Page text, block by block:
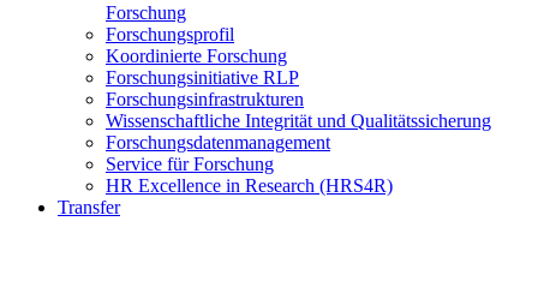
Forschung
Forschungsprofil
Koordinierte Forschung
Forschungsinitiative RLP
Forschungsinfrastrukturen
Wissenschaftliche Integrität und Qualitätssicherung
Forschungsdatenmanagement
Service für Forschung
HR Excellence in Research (HRS4R)
Transfer